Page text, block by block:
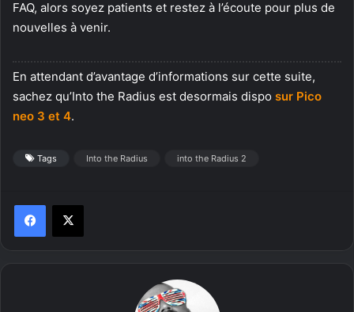
FAQ, alors soyez patients et restez à l’écoute pour plus de
nouvelles à venir.
En attendant d’avantage d’informations sur cette suite,
sachez qu’Into the Radius est desormais dispo sur Pico
neo 3 et 4.
Tags Into the Radius into the Radius 2